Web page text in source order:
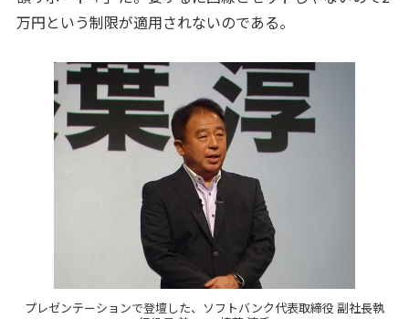
万円という制限が適用されないのである。
プレゼンテーションで登壇した、ソフトバンク代表取締役 副社長執